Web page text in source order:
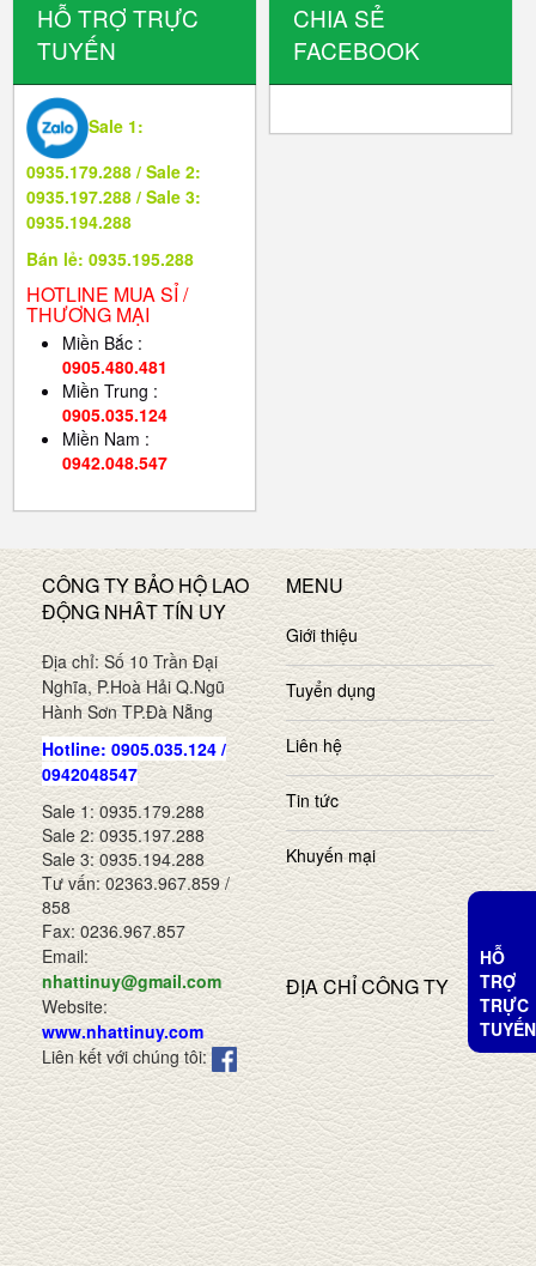
HỖ TRỢ TRỰC
TUYẾN
Sale 1:
0935.179.288 / Sale 2:
0935.197.288 / Sale 3:
0935.194.288
Bán lẻ: 0935.195.288
HOTLINE MUA SỈ /
THƯƠNG MẠI
Miền Bắc :
0905.480.481
Miền Trung :
0905.035.124
Miền Nam :
0942.048.547
CHIA SẺ
FACEBOOK
CÔNG TY BẢO HỘ LAO
ĐỘNG NHÂT TÍN UY
Địa chỉ: Số 10 Trần Đại
Nghĩa, P.Hoà Hải Q.Ngũ
Hành Sơn TP.Đà Nẵng
Hotline: 0905.035.124 /
0942048547
Sale 1: 0935.179.288
Sale 2: 0935.197.288
Sale 3: 0935.194.288
Tư vấn: 02363.967.859 /
858
Fax: 0236.967.857
Email:
nhattinuy@gmail.com
Website:
www.nhattinuy.com
Liên kết với chúng tôi:
MENU
Giới thiệu
Tuyển dụng
Liên hệ
Tin tức
Khuyến mại
ĐỊA CHỈ CÔNG TY
HỖ
TRỢ
TRỰC
TUYẾN